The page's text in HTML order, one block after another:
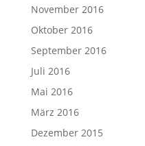
November 2016
Oktober 2016
September 2016
Juli 2016
Mai 2016
März 2016
Dezember 2015